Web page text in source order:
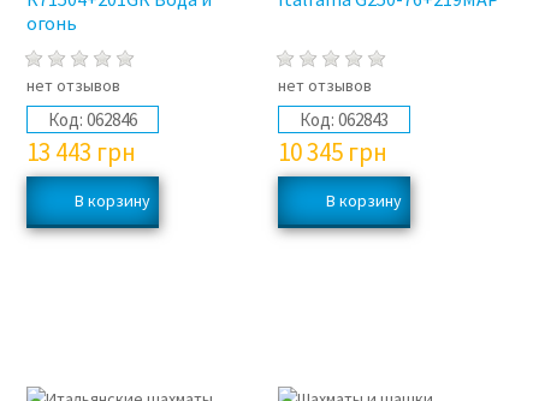
огонь
нет отзывов
Код: 062846
13 443 грн
нет отзывов
Код: 062843
10 345 грн